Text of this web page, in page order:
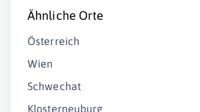
Ähnliche Orte
Österreich
Wien
Schwechat
Klosterneuburg